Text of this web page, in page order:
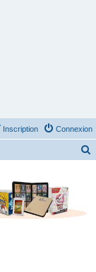
Connexion
Inscription